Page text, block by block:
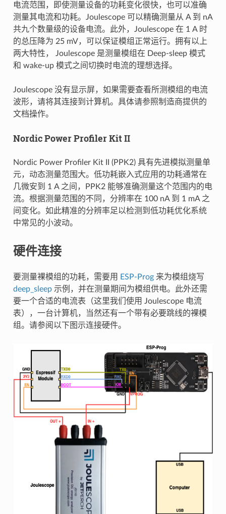
电流范围，即使测量设备的功耗变化很快，也可以准确
测量其电流和功耗。Joulescope 可以精确测量从 A 到 nA
共九个数量级的设备电流。此外，Joulescope 在 1 A 时
的总压降为 25 mV，可以保证模组正常运行。拥有以上
两大特性， Joulescope 是测量模组在 Deep-sleep 模式
和 wake-up 模式之间切换时电流的理想选择。
Joulescope 没有显示屏，如果需要查看所测模组的电流
波形，请将其连接到计算机。具体请参照制造商提供的
文档操作。
Nordic Power Profiler Kit II
Nordic Power Profiler Kit II (PPK2) 具有先进模拟测量单
元，动态测量范围大。低功耗嵌入式应用的功耗通常在
几微安到 1 A 之间，PPK2 能够准确测量这个范围内的电
流。根据测量范围的不同，分辨率在 100 nA 到 1 mA 之
间变化。如此精准的分辨率足以检测到低功耗优化系统
中常见的小波动。
硬件连接
要测量裸模组的功耗，需要用 ESP-Prog来为模组烧写
deep_sleep 示例，并在测量期间为模组供电。此外还需
要一个合适的电流表（这里我们使用 Joulescope 电流
表），一台计算机，当然还有一个带有必要跳线的裸模
组。请参阅以下图示连接硬件。